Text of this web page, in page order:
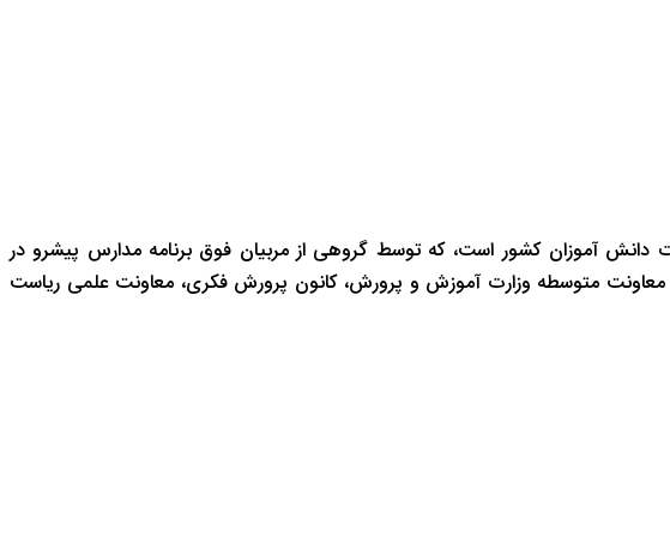
آموزان کشور است، که توسط گروهی از مربیان فوق برنامه مدارس پیشرو در
متوسطه وزارت آموزش و پرورش، کانون پرورش فکری، معاونت علمی ریاست